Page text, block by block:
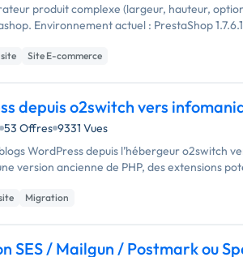
produit complexe (largeur, hauteur,
Environnement actuel : PrestaShop
Site E-commerce
depuis o2switch vers
53 Offres 9331 Vues
WordPress depuis l’hébergeur o2switch
version ancienne de PHP, des extensions
Migration
SES / Mailgun / Postmark ou